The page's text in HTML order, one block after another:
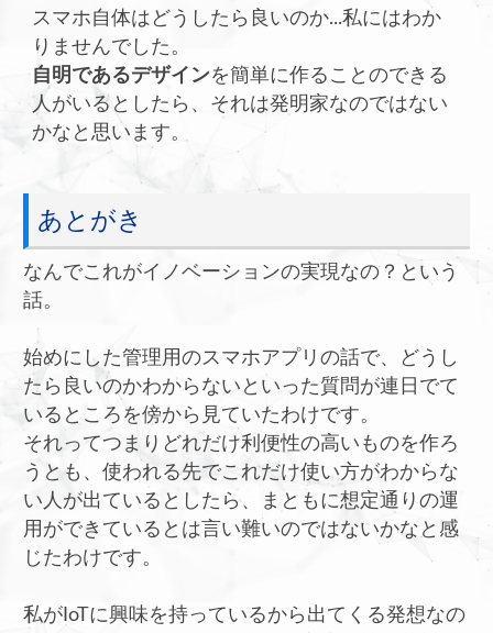
スマホ自体はどうしたら良いのか...私にはわか
りませんでした。
自明であるデザインを簡単に作ることのできる
人がいるとしたら、それは発明家なのではない
かなと思います。
あとがき
なんでこれがイノベーションの実現なの？という
話。
始めにした管理用のスマホアプリの話で、どうし
たら良いのかわからないといった質問が連日でて
いるところを傍から見ていたわけです。
それってつまりどれだけ利便性の高いものを作ろ
うとも、使われる先でこれだけ使い方がわからな
い人が出ているとしたら、まともに想定通りの運
用ができているとは言い難いのではないかなと感
じたわけです。
私がIoTに興味を持っているから出てくる発想なの